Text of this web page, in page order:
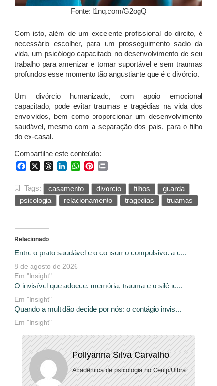
Fonte: l1nq.com/G2ogQ
Com isto, além de um excelente profissional do direito, é
necessário escolher, para um prosseguimento sadio da
vida, um psicólogo capacitado no desenvolvimento de seu
trabalho para amenizar e tornar suportável e sem traumas
profundos esse momento tão angustiante que é o divórcio.
Um divórcio humanizado, com apoio emocional
capacitado, pode evitar traumas e tragédias na vida dos
envolvidos, bem como proporcionar um desenvolvimento
saudável, mesmo com a separação dos pais, para o filho
do ex-casal.
Compartilhe este conteúdo:
FacebookThreadsLinkedInWhatsApp
Pinterest
Tags: casamento divorcio filhos
guarda
psicologia
relacionamento tragedias truamas
Relacionado
Entre o prato saudável e o consumo compulsivo: a c...
8 de agosto de 2026
Em "Insight"
O invisível que adoece: memória, trauma e o silênc...
Em "Insight"
Quando a multidão decide por nós: o contágio invis...
Em "Insight"
Pollyanna Silva Carvalho
Acadêmica de psicologia no Ceulp/Ulbra.